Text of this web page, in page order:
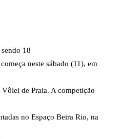
18
neste sábado (11), em
de Praia. A competição
no Espaço Beira Rio, na